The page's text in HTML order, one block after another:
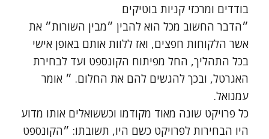
בודדים ומרכזי קניות בוטיקים
״הדבר החשוב מכל הוא להבין ״מבין השורות״ את
אשר הלקוחות חפצים, ואז ללוות אותם באופן אישי
בכל התהליך, החל מפיתוח הקונספט ועד לבחירת
האגרטל, ובכך להגשים להם את החלום. ״ אומר
עמנואל.
כל פרויקט שונה מאוד מקודמו וכששואלים אותו מדוע
היו הבחירות לפרויקט כשם היו, תשובתו: ״הקונספט